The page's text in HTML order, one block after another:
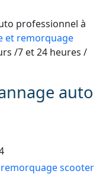
professionnel à
et remorquage
/7 et 24 heures /
auto
scooter